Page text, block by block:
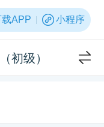
载APP 小程序
初级）